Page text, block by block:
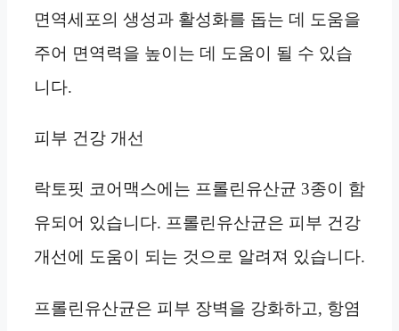
면역세포의 생성과 활성화를 돕는 데 도움을
주어 면역력을 높이는 데 도움이 될 수 있습
니다.
피부 건강 개선
락토핏 코어맥스에는 프롤린유산균 3종이 함
유되어 있습니다. 프롤린유산균은 피부 건강
개선에 도움이 되는 것으로 알려져 있습니다.
프롤린유산균은 피부 장벽을 강화하고, 항염